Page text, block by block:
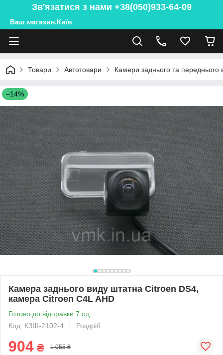
Зв'язатися з нами +38(050)933-64-09
Ваш магазин.Київ
Товари Автотовари Камери заднього та переднього
–14%
Камера заднього виду штатна Citroen DS4,
камера Citroen C4L AHD
Готово до відправки 7 од.
Код: КЗШ-2102-4
Роздріб
904 ₴ 1 055 ₴